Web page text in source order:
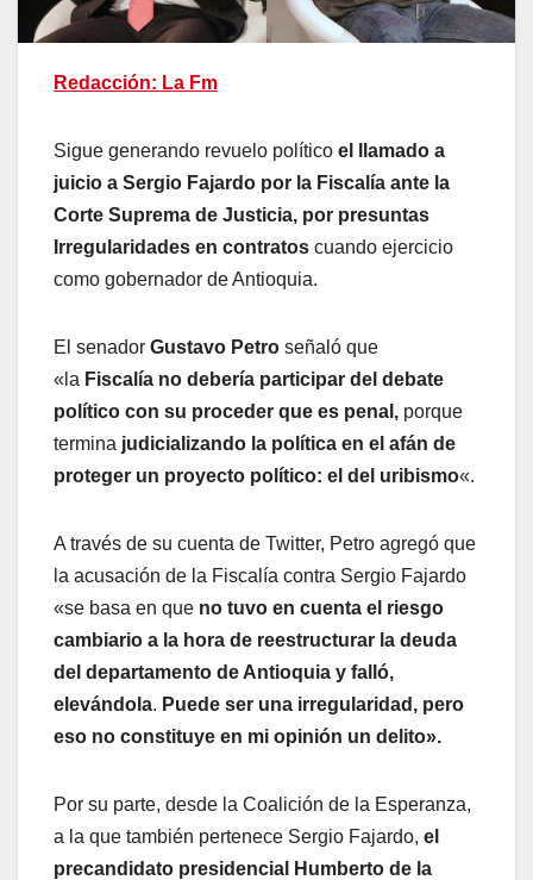
Redacción: La Fm
Sigue generando revuelo político el llamado a
juicio a Sergio Fajardo por la Fiscalía ante la
Corte Suprema de Justicia, por presuntas
Irregularidades en contratos cuando ejercicio
como gobernador de Antioquia.
El senador Gustavo Petro señaló que
«la Fiscalía no debería participar del debate
político con su proceder que es penal, porque
termina judicializando la política en el afán de
proteger un proyecto político: el del uribismo«.
A través de su cuenta de Twitter, Petro agregó que
la acusación de la Fiscalía contra Sergio Fajardo
«se basa en que no tuvo en cuenta el riesgo
cambiario a la hora de reestructurar la deuda
del departamento de Antioquia y falló,
elevándola. Puede ser una irregularidad, pero
eso no constituye en mi opinión un delito».
Por su parte, desde la Coalición de la Esperanza,
a la que también pertenece Sergio Fajardo, el
precandidato presidencial Humberto de la